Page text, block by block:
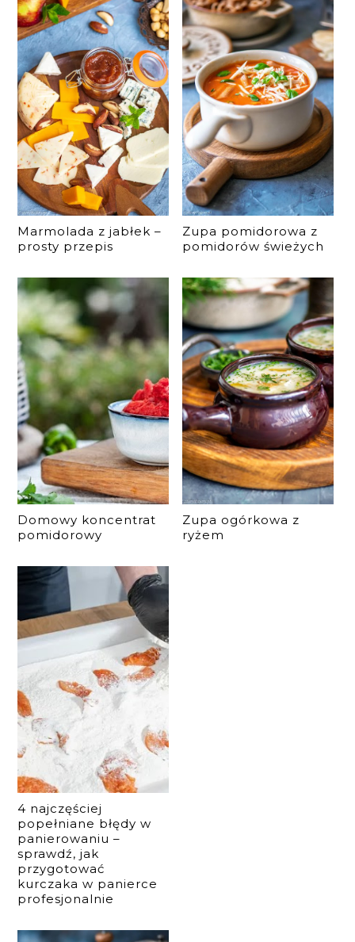
Marmolada z jabłek –
prosty przepis
Zupa pomidorowa z
pomidorów świeżych
Domowy koncentrat
pomidorowy
Zupa ogórkowa z
ryżem
4 najczęściej
popełniane błędy w
panierowaniu –
sprawdź, jak
przygotować
kurczaka w panierce
profesjonalnie